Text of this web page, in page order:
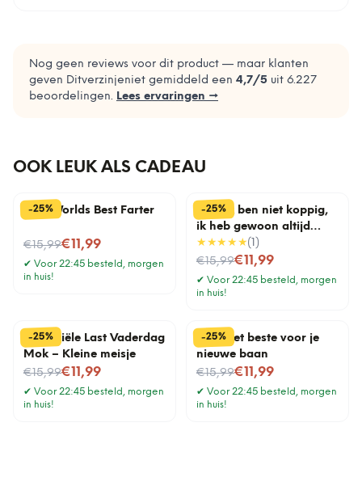
Nog geen reviews voor dit product — maar klanten
geven Ditverzinjeniet gemiddeld een 4,7/5 uit 6.227
beoordelingen. Lees ervaringen →
OOK LEUK ALS CADEAU
-25%
Mok Worlds Best Farter
€15,99
Nu voor€11,99
✔ Voor 22:45 besteld, morgen
in huis!
-25%
Mok Ik ben niet koppig,
ik heb gewoon altijd
gelijk
★★★★★( 1 )
€15,99
Nu voor€11,99
✔ Voor 22:45 besteld, morgen
in huis!
-25%
Financiële Last Vaderdag
Mok – Kleine meisje
€15,99
Nu voor€11,99
✔ Voor 22:45 besteld, morgen
in huis!
-25%
Mok Het beste voor je
nieuwe baan
€15,99
Nu voor€11,99
✔ Voor 22:45 besteld, morgen
in huis!